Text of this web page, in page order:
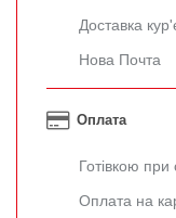
Доставка
Нова Почта
Оплата
Готівкою при
Оплата на